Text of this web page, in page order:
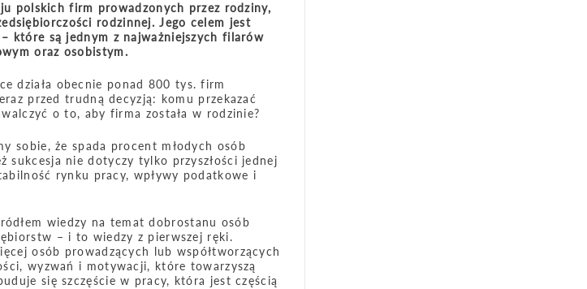
polskich firm prowadzonych przez rodziny,
rodzinnej. Jego celem jest
które są jednym z najważniejszych filarów
oraz osobistym.
działa obecnie ponad 800 tys. firm
przed trudną decyzją: komu przekazać
o to, aby firma została w rodzinie?
sobie, że spada procent młodych osób
sukcesja nie dotyczy tylko przyszłości jednej
rynku pracy, wpływy podatkowe i
wiedzy na temat dobrostanu osób
– i to wiedzy z pierwszej ręki.
osób prowadzących lub współtworzących
wyzwań i motywacji, które towarzyszą
się szczęście w pracy, która jest częścią